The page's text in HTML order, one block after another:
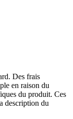
Des frais
en raison du
du produit. Ces
description du